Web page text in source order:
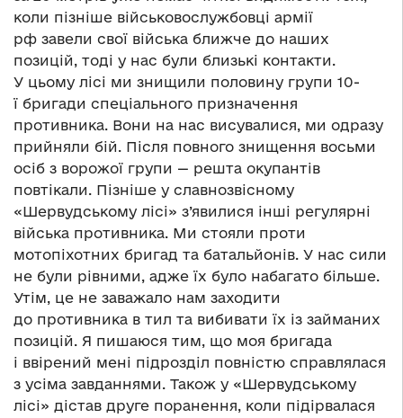
коли пізніше військовослужбовці армії
рф завели свої війська ближче до наших
позицій, тоді у нас були близькі контакти.
У цьому лісі ми знищили половину групи 10-
ї бригади спеціального призначення
противника. Вони на нас висувалися, ми одразу
прийняли бій. Після повного знищення восьми
осіб з ворожої групи — решта окупантів
повтікали. Пізніше у славнозвісному
«Шервудському лісі» з’явилися інші регулярні
війська противника. Ми стояли проти
мотопіхотних бригад та батальйонів. У нас сили
не були рівними, адже їх було набагато більше.
Утім, це не заважало нам заходити
до противника в тил та вибивати їх із займаних
позицій. Я пишаюся тим, що моя бригада
і ввірений мені підрозділ повністю справлялася
з усіма завданнями. Також у «Шервудському
лісі» дістав друге поранення, коли підірвалася